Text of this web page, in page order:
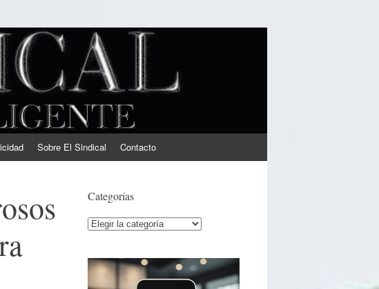
Sobre El Sindical Contacto
Categorías
Categorías